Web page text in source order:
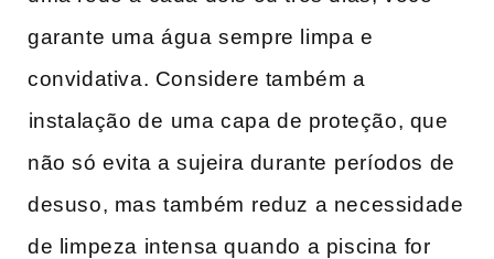
garante uma água sempre limpa e
convidativa. Considere também a
⁢instalação de ⁤uma capa de proteção, que
não só evita a sujeira durante⁣ períodos de‍
desuso, mas também⁤ reduz a necessidade
de limpeza intensa quando a piscina for